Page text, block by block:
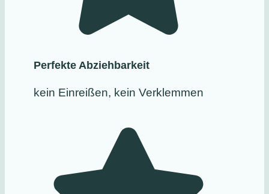
Perfekte Abziehbarkeit
kein Einreißen, kein Verklemmen